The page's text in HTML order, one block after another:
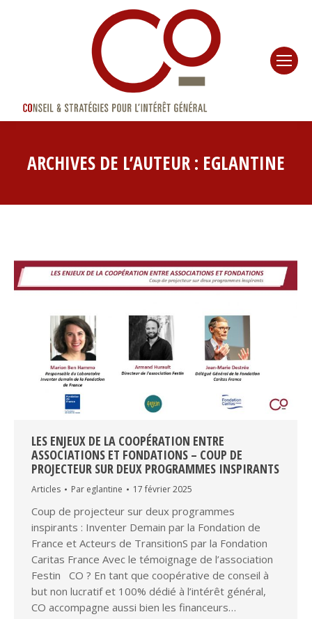
ARCHIVES DE L’AUTEUR : EGLANTINE
LES ENJEUX DE LA COOPÉRATION ENTRE
ASSOCIATIONS ET FONDATIONS – COUP DE
PROJECTEUR SUR DEUX PROGRAMMES INSPIRANTS
Articles Par eglantine 17 février 2025
Coup de projecteur sur deux programmes
inspirants : Inventer Demain par la Fondation de
France et Acteurs de TransitionS par la Fondation
Caritas France Avec le témoignage de l’association
Festin CO ? En tant que coopérative de conseil à
but non lucratif et 100% dédié à l’intérêt général,
CO accompagne aussi bien les financeurs…